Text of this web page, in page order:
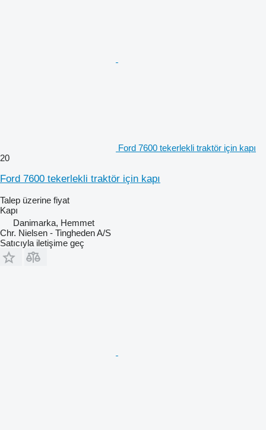
Ford 7600 tekerlekli traktör için kapı
20
Ford 7600 tekerlekli traktör için kapı
Talep üzerine fiyat
Kapı
Danimarka, Hemmet
Chr. Nielsen - Tingheden A/S
Satıcıyla iletişime geç